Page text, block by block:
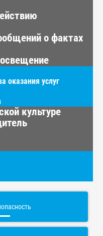
о фактах
оказания услуг
культуре